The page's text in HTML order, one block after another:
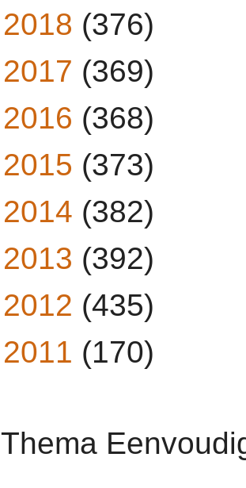
2018 (376)
2017 (369)
2016 (368)
2015 (373)
2014 (382)
2013 (392)
2012 (435)
2011 (170)
Thema